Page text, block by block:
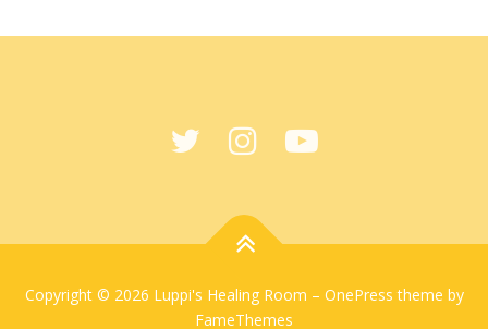
Copyright © 2026 Luppi's Healing Room – OnePress theme by
FameThemes